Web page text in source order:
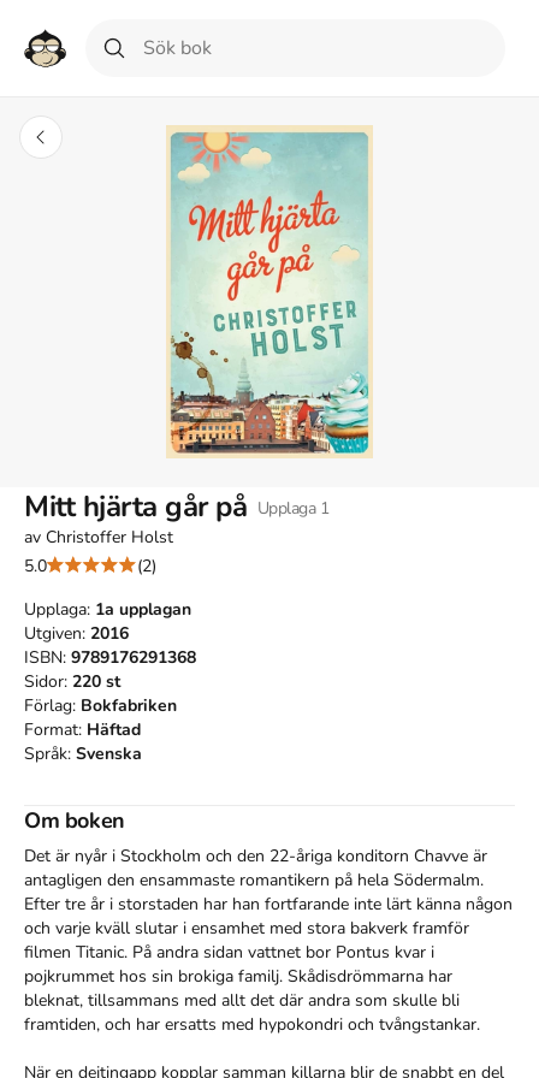
Mitt hjärta går på Upplaga 1
av Christoffer Holst
5.0
(2)
Upplaga: 1a upplagan
Utgiven: 2016
ISBN: 9789176291368
Sidor: 220 st
Förlag: Bokfabriken
Format: Häftad
Språk: Svenska
Om boken
Det är nyår i Stockholm och den 22-åriga konditorn Chavve är
antagligen den ensammaste romantikern på hela Södermalm.
Efter tre år i storstaden har han fortfarande inte lärt känna någon
och varje kväll slutar i ensamhet med stora bakverk framför
filmen Titanic. På andra sidan vattnet bor Pontus kvar i
pojkrummet hos sin brokiga familj. Skådisdrömmarna har
bleknat, tillsammans med allt det där andra som skulle bli
framtiden, och har ersatts med hypokondri och tvångstankar.
När en dejtingapp kopplar samman killarna blir de snabbt en del